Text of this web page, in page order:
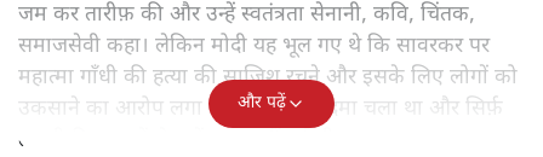
जम कर तारीफ़ की और उन्हें स्वतंत्रता सेनानी, कवि, चिंतक,
समाजसेवी कहा। लेकिन मोदी यह भूल गए थे कि सावरकर पर
महात्मा गाँधी की हत्या की साजिश रचने और इसके लिए लोगों को
उकसाने का आरोप लगा था, उन पर मुक़दमा चला था और सिर्फ़
तकनीकी कारणों से उन्हें सज़ा नहीं हुई थी।
और पढ़ें